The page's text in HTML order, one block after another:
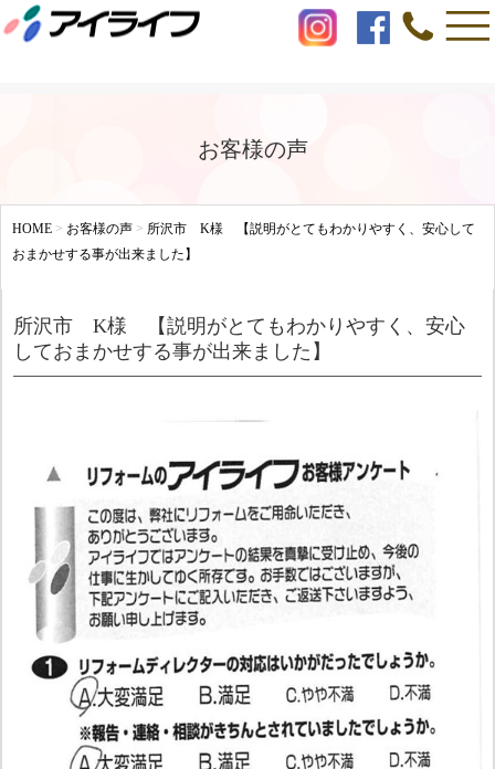
お客様の声
HOME > お客様の声 > 所沢市 K様 【説明がとてもわかりやすく、安心して
おまかせする事が出来ました】
所沢市 K様 【説明がとてもわかりやすく、安心
しておまかせする事が出来ました】